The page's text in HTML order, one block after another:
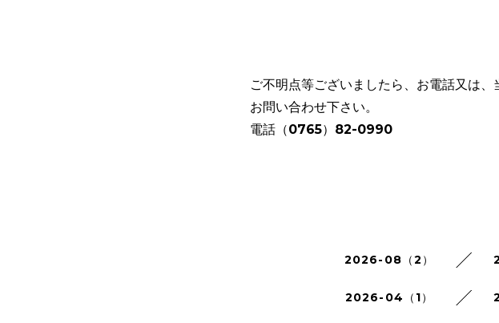
ご不明点等ございましたら、お電話又は、
お問い合わせ下さい。
電話（0765）82-0990
2026-08（2）
2026-04（1）